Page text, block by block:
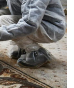
من نحن
للتواصل معنا
شروط الاستخدام